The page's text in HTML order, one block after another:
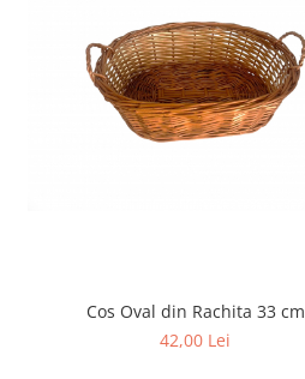
Cos Oval din Rachita 33 cm
42,00 Lei